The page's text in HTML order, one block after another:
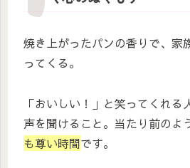
焼き上がったパンの香りで、家
ってくる。
「おいしい！」と笑ってくれる
声を聞けること。当たり前のよ
も尊い時間です。